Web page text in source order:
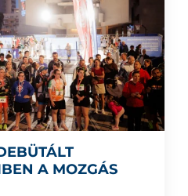
A MOZGÁS